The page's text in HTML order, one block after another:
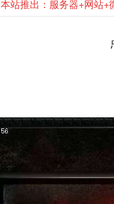
本站推出：服务器+网站